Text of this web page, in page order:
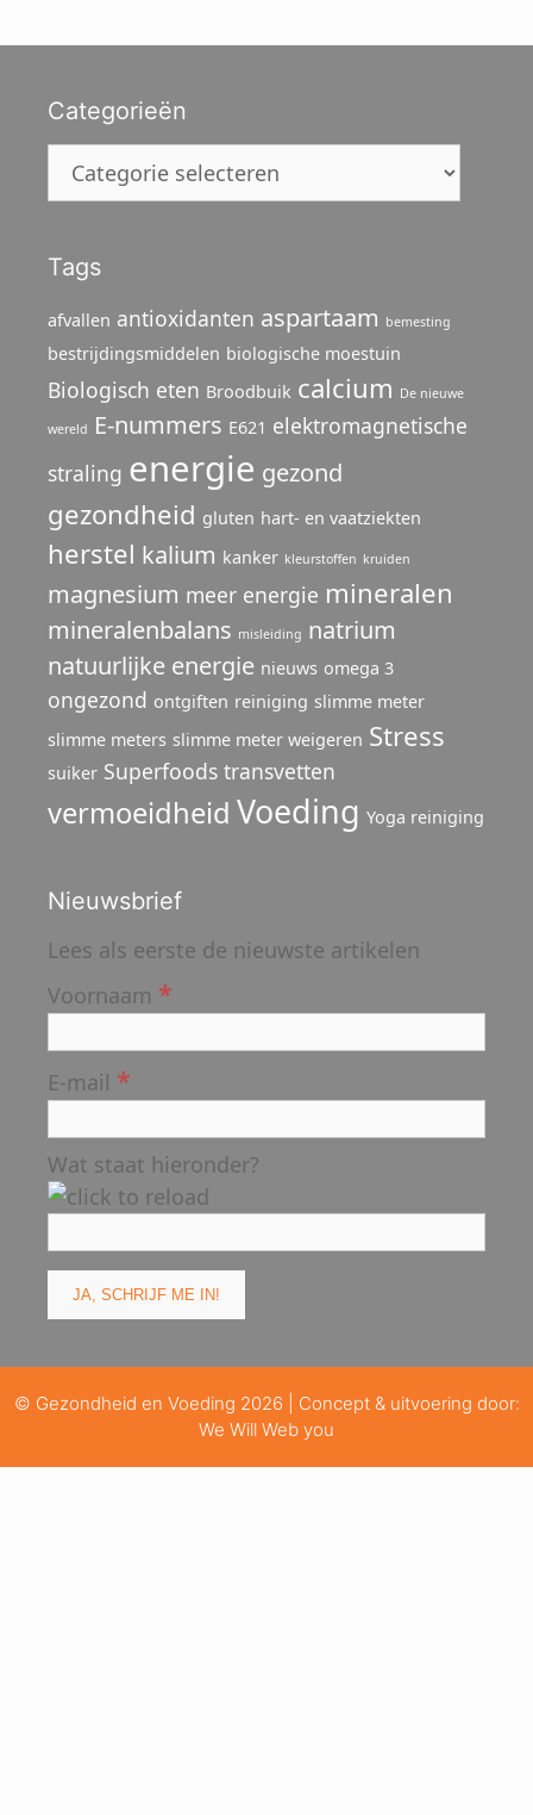
Categorieën
Categorieën
Tags
afvallen antioxidanten aspartaam bemesting
bestrijdingsmiddelen biologische moestuin
Biologisch eten Broodbuik calcium De nieuwe
wereld E-nummers E621 elektromagnetische
straling energie gezond
gezondheid gluten hart- en vaatziekten
herstel kalium kanker kleurstoffen kruiden
magnesium meer energie mineralen
mineralenbalans misleiding natrium
natuurlijke energie nieuws omega 3
ongezond ontgiften reiniging slimme meter
slimme meters slimme meter weigeren Stress
suiker Superfoods transvetten
vermoeidheid Voeding Yoga reiniging
Nieuwsbrief
Lees als eerste de nieuwste artikelen
Voornaam *
E-mail *
Wat staat hieronder?
© Gezondheid en Voeding 2026 | Concept & uitvoering door:
We Will Web you